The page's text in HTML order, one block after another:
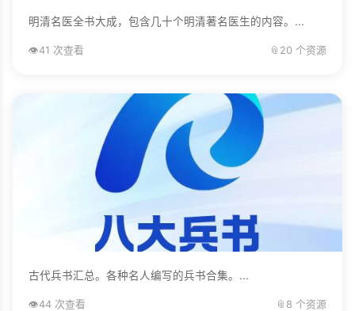
明清名医全书大成，包含几十个明清著名医生的内容。...
👁️41 次查看 📎 20 个资源
古代兵书汇总。各种名人编写的兵书合集。...
👁️44 次查看 📎 8 个资源